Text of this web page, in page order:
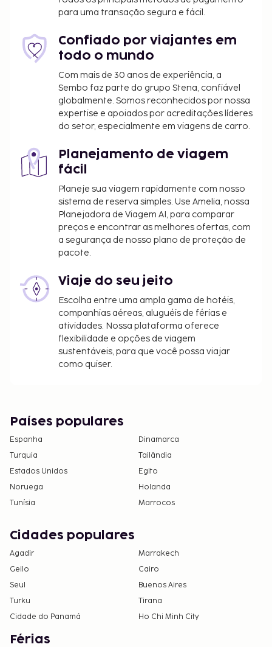
para uma transação segura e fácil.
Confiado por viajantes em
todo o mundo
Com mais de 30 anos de experiência, a
Sembo faz parte do grupo Stena, confiável
globalmente. Somos reconhecidos por nossa
expertise e apoiados por acreditações líderes
do setor, especialmente em viagens de carro.
Planejamento de viagem
fácil
Planeje sua viagem rapidamente com nosso
sistema de reserva simples. Use Amelia, nossa
Planejadora de Viagem AI, para comparar
preços e encontrar as melhores ofertas, com
a segurança de nosso plano de proteção de
pacote.
Viaje do seu jeito
Escolha entre uma ampla gama de hotéis,
companhias aéreas, aluguéis de férias e
atividades. Nossa plataforma oferece
flexibilidade e opções de viagem
sustentáveis, para que você possa viajar
como quiser.
Países populares
Espanha
Dinamarca
Turquia
Tailândia
Estados Unidos
Egito
Noruega
Holanda
Tunísia
Marrocos
Cidades populares
Agadir
Marrakech
Geilo
Cairo
Seul
Buenos Aires
Turku
Tirana
Cidade do Panamá
Ho Chi Minh City
Férias